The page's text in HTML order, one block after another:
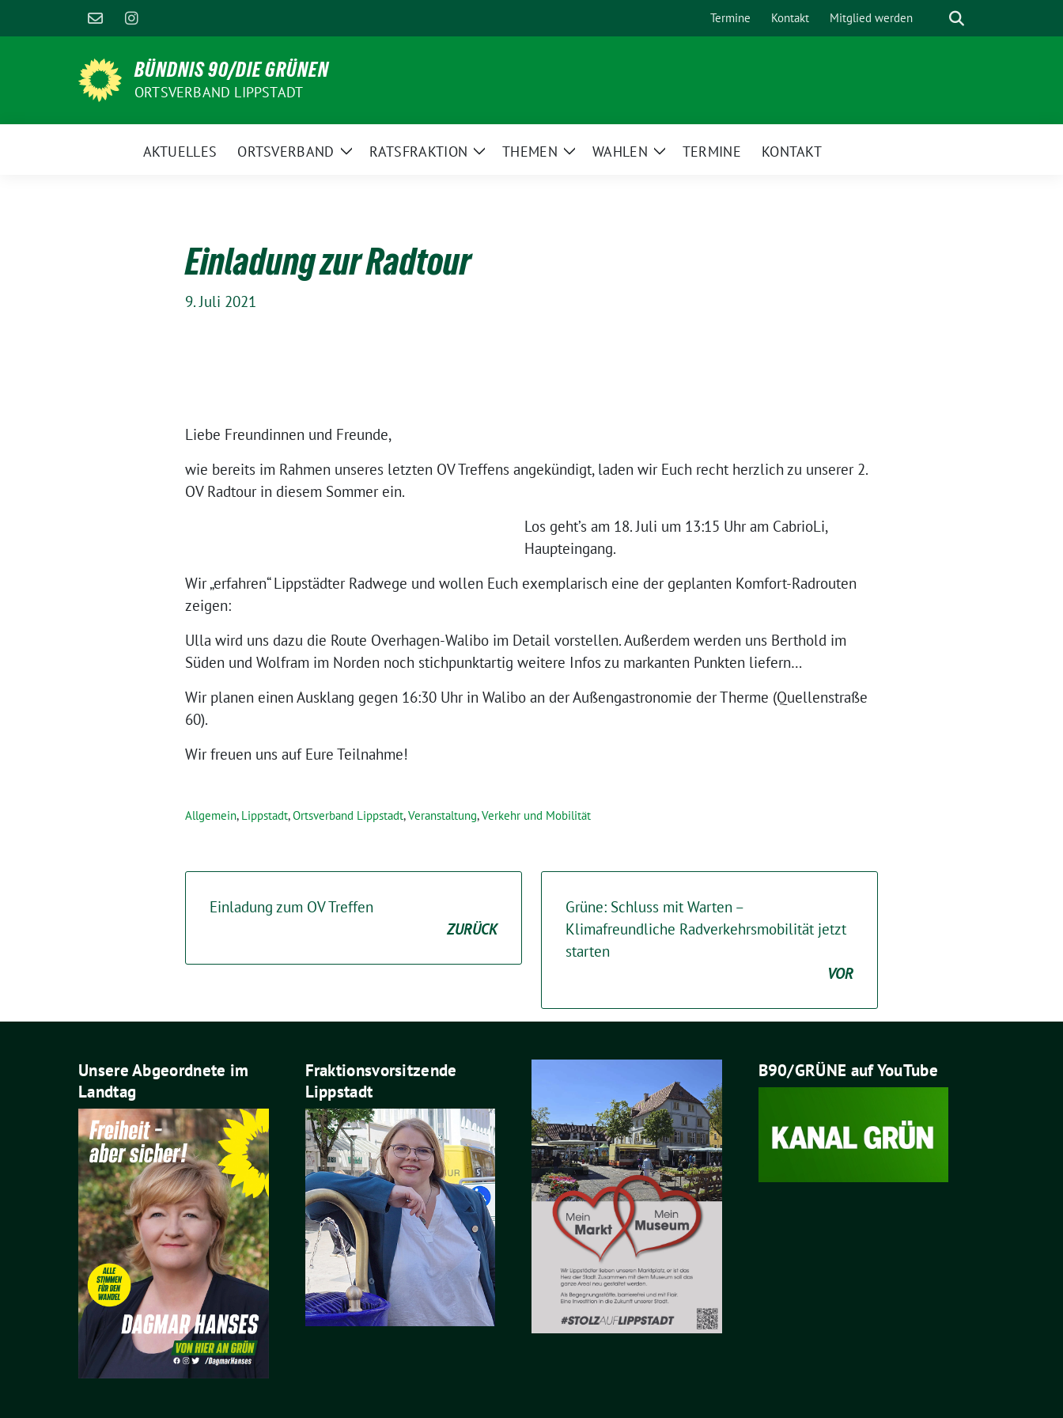
zum
Termine Kontakt Mitglied werden Suche
BÜNDNIS 90/DIE GRÜNEN
ORTSVERBAND LIPPSTADT
AKTUELLES ORTSVERBAND
ZeigeRATSFRAKTION
ZeigeTHEMEN
ZeigeWAHLEN
ZeigeTERMINE KONTAKT
Einladung zur Radtour
9. Juli 2021
Liebe Freundinnen und Freunde,
wie bereits im Rahmen unseres letzten OV Treffens angekündigt, laden wir Euch recht herzlich zu unserer 2.
OV Radtour in diesem Sommer ein.
Los geht’s am 18. Juli um 13:15 Uhr am CabrioLi,
Haupteingang.
Wir „erfahren“ Lippstädter Radwege und wollen Euch exemplarisch eine der geplanten Komfort-Radrouten
zeigen:
Ulla wird uns dazu die Route Overhagen-Walibo im Detail vorstellen. Außerdem werden uns Berthold im
Süden und Wolfram im Norden noch stichpunktartig weitere Infos zu markanten Punkten liefern…
Wir planen einen Ausklang gegen 16:30 Uhr in Walibo an der Außengastronomie der Therme (Quellenstraße
60).
Wir freuen uns auf Eure Teilnahme!
Allgemein, Lippstadt,Ortsverband Lippstadt,Veranstaltung,Verkehr und Mobilität
Einladung zum OV Treffen
ZURÜCK
Grüne: Schluss mit Warten –
Klimafreundliche Radverkehrsmobilität jetzt
starten
VOR
Unsere Abgeordnete im
Landtag
Fraktionsvorsitzende
Lippstadt
B90/GRÜNE auf YouTube